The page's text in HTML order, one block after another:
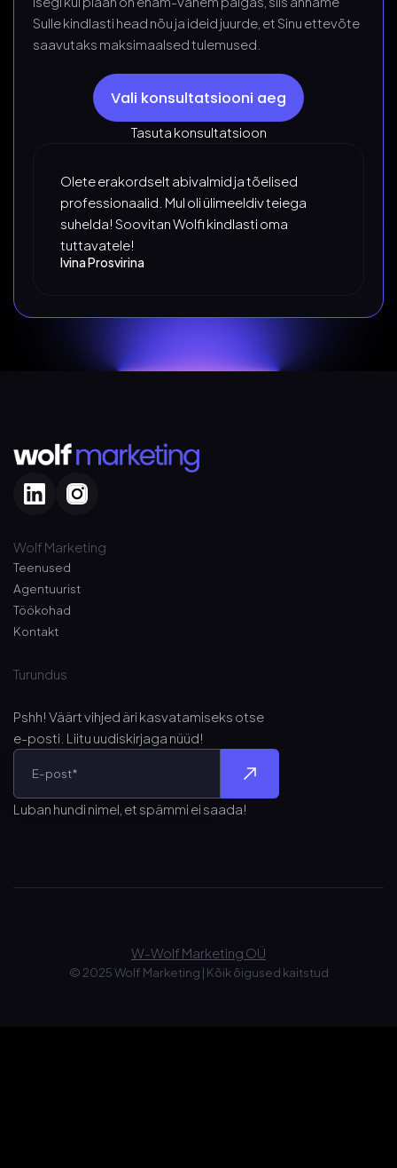
Sulle kindlasti head nõu ja ideid juurde, et Sinu ettevõte
saavutaks maksimaalsed tulemused.
Vali konsultatsiooni aeg
Tasuta konsultatsioon
Olete erakordselt abivalmid ja tõelised
professionaalid. Mul oli ülimeeldiv teiega
suhelda! Soovitan Wolfi kindlasti oma
tuttavatele!
Ivina Prosvirina
Wolf Marketing
Teenused
Agentuurist
Töökohad
Kontakt
Turundus
Pshh! Väärt vihjed äri kasvatamiseks otse
e-posti . Liitu uudiskirjaga nüüd!
Luban hundi nimel, et spämmi ei saada!
W-Wolf Marketing OÜ
© 2025 Wolf Marketing | Kõik õigused kaitstud